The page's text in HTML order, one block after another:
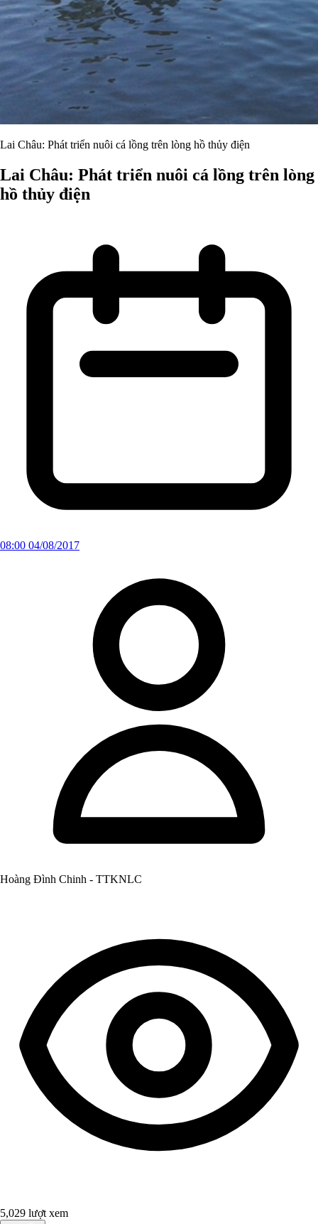
Lai Châu: Phát triển nuôi cá lồng trên lòng hồ thủy điện
Lai Châu: Phát triển nuôi cá lồng trên lòng
hồ thủy điện
08:00 04/08/2017
Hoàng Đình Chinh - TTKNLC
5,029 lượt xem